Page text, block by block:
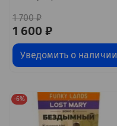
1 700 ₽
1 600 ₽
Уведомить о наличии
-6%